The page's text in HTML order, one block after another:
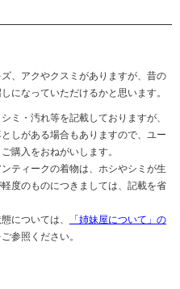
、アクやクスミがありますが、昔の
になっていただけるかと思います。
ミ・汚れ等を記載しておりますが、
しがある場合もありますので、ユー
購入をおねがいします。
ティークの着物は、ホシやシミが生
度のものにつきましては、記載を省
については、
「姉妹屋について」の
ご参照ください。